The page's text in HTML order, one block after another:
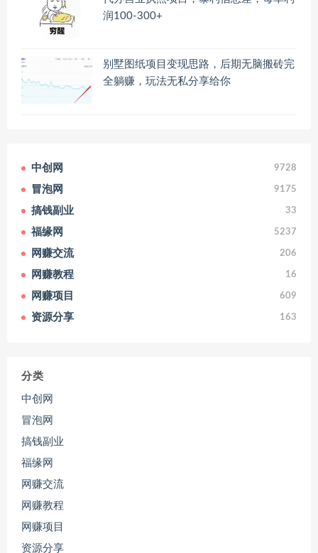
润100-300+
别墅图纸项目变现思路，后期无脑搬砖完
全躺赚，玩法无私分享给你
中创网 9728
冒泡网 9175
搞钱副业 33
福缘网 5237
网赚交流 206
网赚教程 16
网赚项目 609
资源分享 163
分类
中创网
冒泡网
搞钱副业
福缘网
网赚交流
网赚教程
网赚项目
资源分享